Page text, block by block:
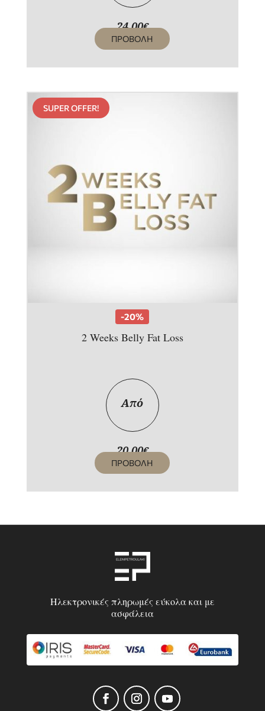
24,00€
ΠΡΟΒΟΛΗ
SUPER OFFER!
-20%
2 Weeks Belly Fat Loss
Από
20,00€
ΠΡΟΒΟΛΗ
Ηλεκτρονικές πληρωμές εύκολα και με
ασφάλεια